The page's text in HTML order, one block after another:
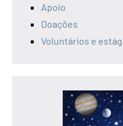
Apoio
Doações
Voluntários e